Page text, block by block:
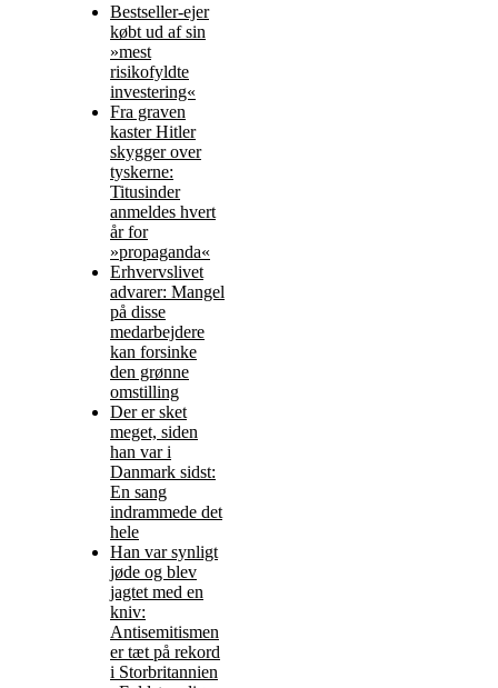
Bestseller-ejer
købt ud af sin
»mest
risikofyldte
investering«
Fra graven
kaster Hitler
skygger over
tyskerne:
Titusinder
anmeldes hvert
år for
»propaganda«
Erhvervslivet
advarer: Mangel
på disse
medarbejdere
kan forsinke
den grønne
omstilling
Der er sket
meget, siden
han var i
Danmark sidst:
En sang
indrammede det
hele
Han var synligt
jøde og blev
jagtet med en
kniv:
Antisemitismen
er tæt på rekord
i Storbritannien